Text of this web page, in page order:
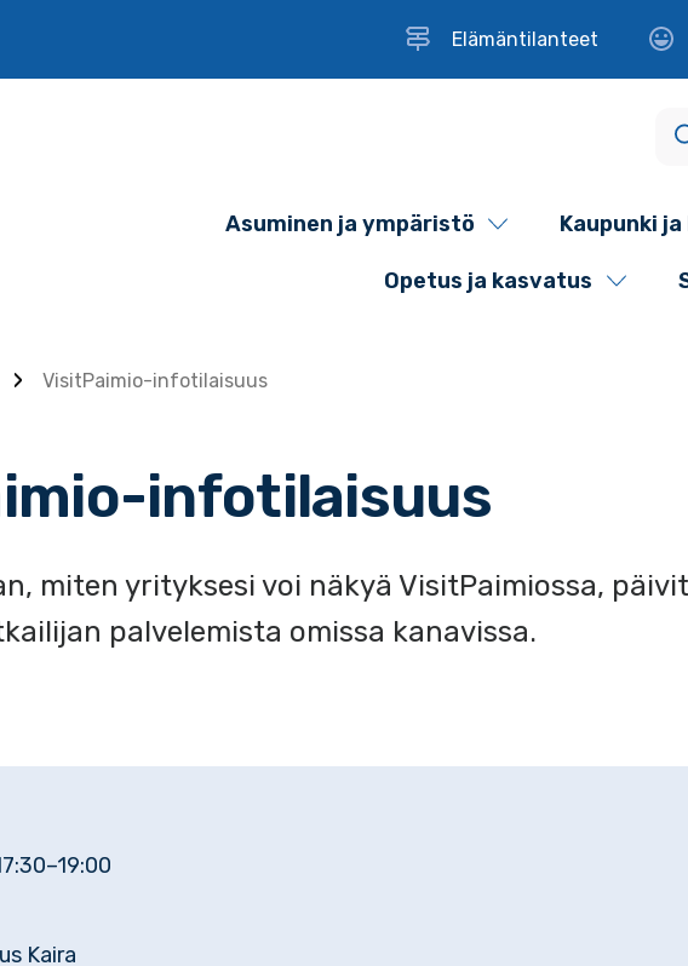
Elämäntilanteet
Asuminen ja ympäristö Kaupunki
Opetus ja kasvatus
VisitPaimio-infotilaisuus
infotilaisuus
miten yrityksesi voi näkyä VisitPaimiossa,
palvelemista omissa kanavissa.
Kaira